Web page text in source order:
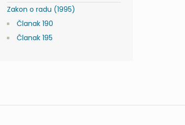
Zakon o radu (1995)
Članak 190
Članak 195